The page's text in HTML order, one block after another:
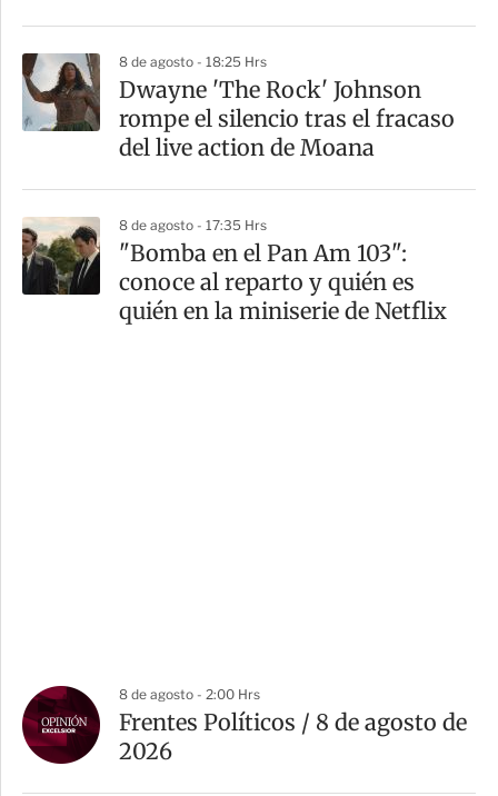
8 de agosto - 18:25 Hrs
Dwayne 'The Rock' Johnson
rompe el silencio tras el fracaso
del live action de Moana
8 de agosto - 17:35 Hrs
"Bomba en el Pan Am 103":
conoce al reparto y quién es
quién en la miniserie de Netflix
8 de agosto - 2:00 Hrs
Frentes Políticos / 8 de agosto de
2026